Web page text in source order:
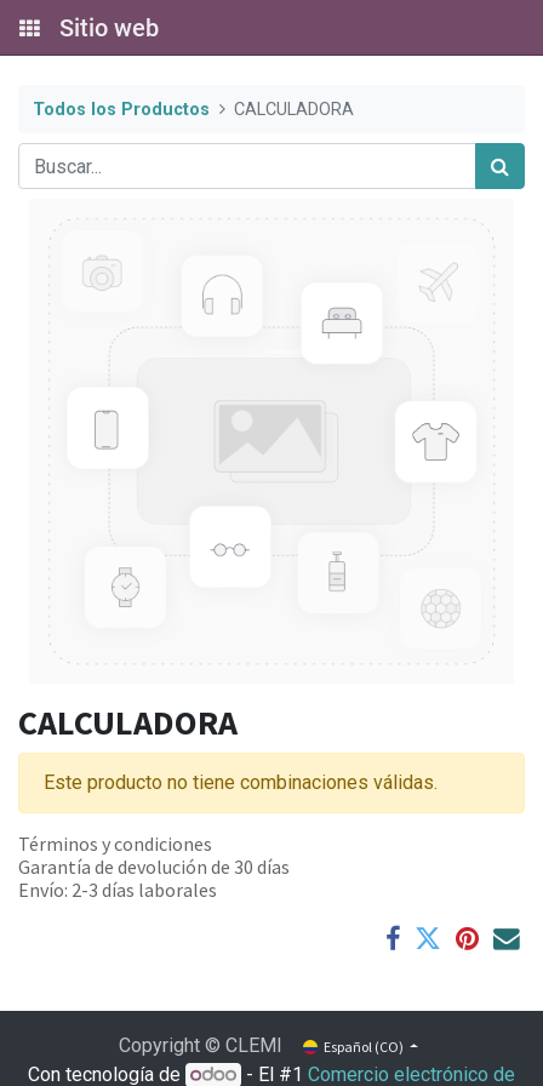
Sitio web
Todos los Productos CALCULADORA
CALCULADORA
Este producto no tiene combinaciones válidas.
Términos y condiciones
Garantía de devolución de 30 días
Envío: 2-3 días laborales
Copyright © CLEMI Español (CO)
Con tecnología de - El #1Comercio electrónico de